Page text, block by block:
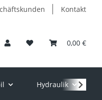
Kontakt
0,00 €
Hydraulik